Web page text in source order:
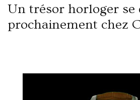
Un trésor horloger se
prochainement chez